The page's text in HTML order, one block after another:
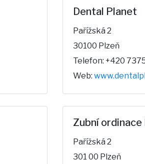
Dental Planet
Pařížská 2
30100 Plzeň
Telefon: +420
Web:
Zubní
Pařížská 2
301 00 Plzeň